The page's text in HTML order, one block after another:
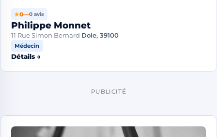
★0—0 avis
Philippe Monnet
11 Rue Simon Bernard Dole, 39100
Médecin
Détails →
PUBLICITÉ